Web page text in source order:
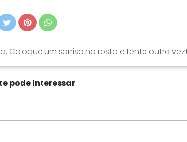
Coloque um sorriso no rosto e tente outra vez!
pode interessar